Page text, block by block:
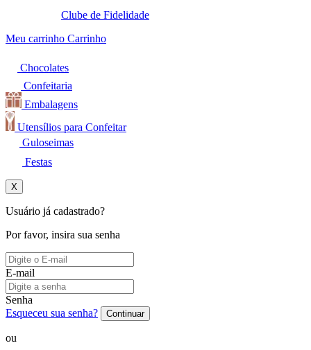
Clube de Fidelidade
Meu carrinho Carrinho
Chocolates
Confeitaria
Embalagens
Utensílios para Confeitar
Guloseimas
Festas
X
Usuário já cadastrado?
Por favor, insira sua senha
E-mail
Senha
Esqueceu sua senha?
Continuar
ou